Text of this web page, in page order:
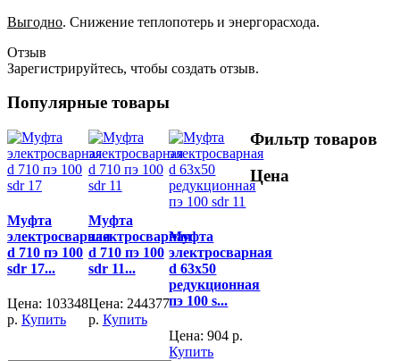
Выгодно. Снижение теплопотерь и энергорасхода.
Отзыв
Зарегистрируйтесь, чтобы создать отзыв.
Популярные товары
Муфта
электросварная
d 710 пэ 100
sdr 17...
Цена: 103348
р. Купить
Муфта
электросварная
d 710 пэ 100
sdr 11...
Цена: 244377
р. Купить
Муфта
электросварная
d 63х50
редукционная
пэ 100 s...
Цена: 904р.
Купить
Фильтр товаров
Цена